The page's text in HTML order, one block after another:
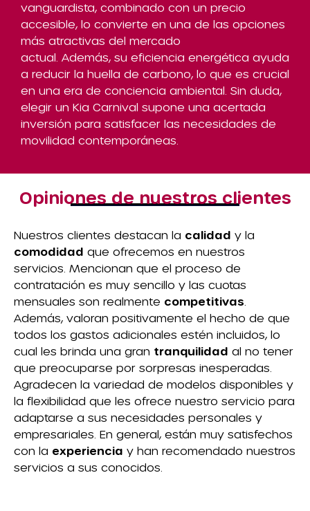
vanguardista, combinado con un precio
accesible, lo convierte en una de las opciones
más atractivas del mercado
actual. Además, su eficiencia energética ayuda
a reducir la huella de carbono, lo que es crucial
en una era de conciencia ambiental. Sin duda,
elegir un Kia Carnival supone una acertada
inversión para satisfacer las necesidades de
movilidad contemporáneas.
Opiniones de nuestros clientes
Nuestros clientes destacan la calidad y la
comodidad que ofrecemos en nuestros
servicios. Mencionan que el proceso de
contratación es muy sencillo y las cuotas
mensuales son realmente competitivas
Además, valoran positivamente el hecho de que
todos los gastos adicionales estén incluidos, lo
cual les brinda una gran tranquilidad al no tener
que preocuparse por sorpresas inesperadas.
Agradecen la variedad de modelos disponibles y
la flexibilidad que les ofrece nuestro servicio para
adaptarse a sus necesidades personales y
empresariales. En general, están muy satisfechos
con la experiencia y han recomendado nuestros
servicios a sus conocidos.